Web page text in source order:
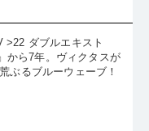
>22 ダブルエキスト
から7年。ヴィクタスが
ぶるブルーウェーブ！